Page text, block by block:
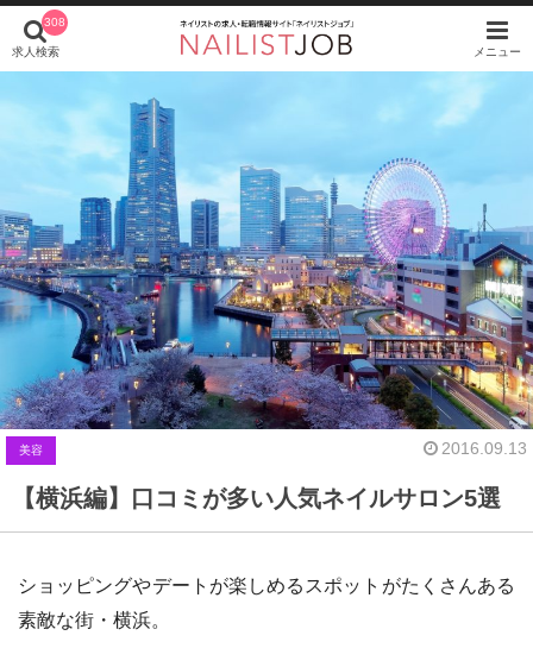
308
求人検索 メニュー
美容 2016.09.13
【横浜編】口コミが多い人気ネイルサロン5選
ショッピングやデートが楽しめるスポットがたくさんある
素敵な街・横浜。